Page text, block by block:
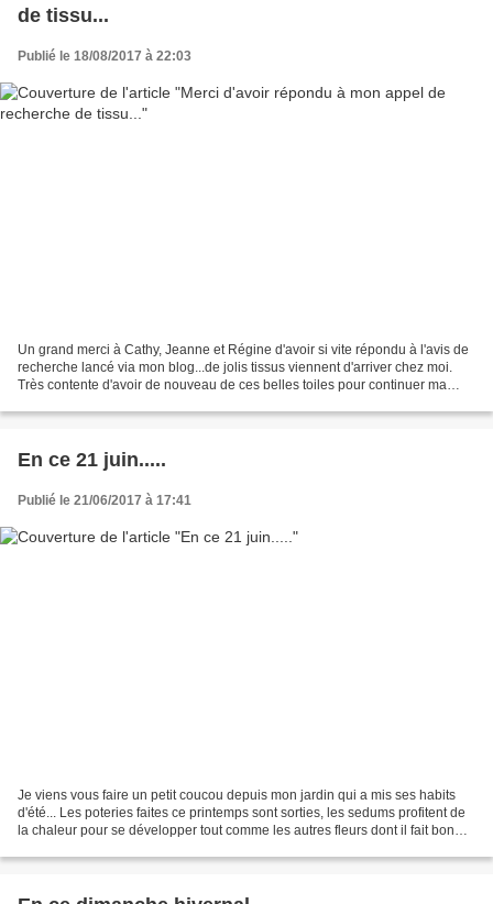
de tissu...
Publié le 18/08/2017 à 22:03
Un grand merci à Cathy, Jeanne et Régine d'avoir si vite répondu à l'avis de
recherche lancé via mon blog...de jolis tissus viennent d'arriver chez moi.
Très contente d'avoir de nouveau de ces belles toiles pour continuer ma
En ce 21 juin.....
Publié le 21/06/2017 à 17:41
Je viens vous faire un petit coucou depuis mon jardin qui a mis ses habits
d'été... Les poteries faites ce printemps sont sorties, les sedums profitent de
la chaleur pour se développer tout comme les autres fleurs dont il fait bon